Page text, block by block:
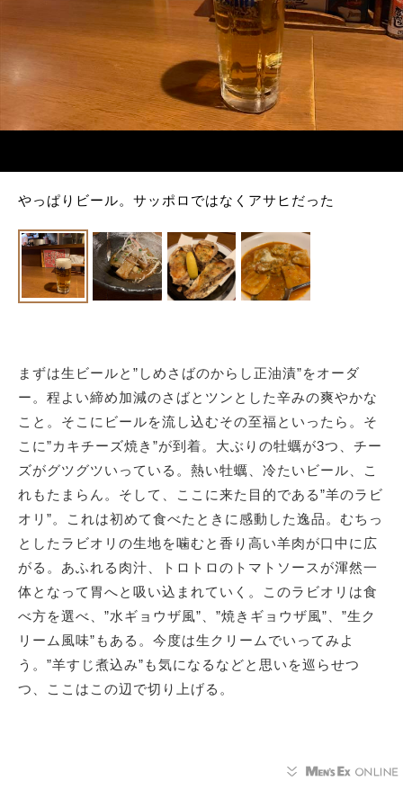
やっぱりビール。サッポロではなくアサヒだった
まずは生ビールと”しめさばのからし正油漬”をオーダ
ー。程よい締め加減のさばとツンとした辛みの爽やかな
こと。そこにビールを流し込むその至福といったら。そ
こに”カキチーズ焼き”が到着。大ぶりの牡蠣が3つ、チー
ズがグツグツいっている。熱い牡蠣、冷たいビール、こ
れもたまらん。そして、ここに来た目的である”羊のラビ
オリ”。これは初めて食べたときに感動した逸品。むちっ
としたラビオリの生地を噛むと香り高い羊肉が口中に広
がる。あふれる肉汁、トロトロのトマトソースが渾然一
体となって胃へと吸い込まれていく。このラビオリは食
べ方を選べ、”水ギョウザ風”、”焼きギョウザ風”、”生ク
リーム風味”もある。今度は生クリームでいってみよ
う。”羊すじ煮込み”も気になるなどと思いを巡らせつ
つ、ここはこの辺で切り上げる。